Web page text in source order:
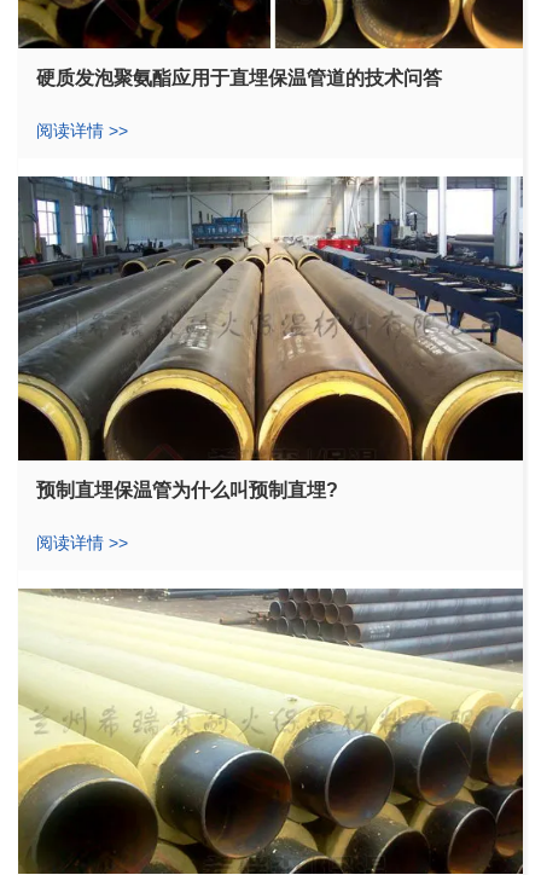
硬质发泡聚氨酯应用于直埋保温管道的技术问答
阅读详情 >>
预制直埋保温管为什么叫预制直埋?
阅读详情 >>